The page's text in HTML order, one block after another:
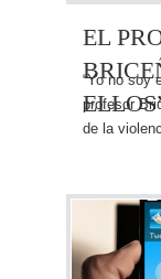
EL
“Yo no soy
profesor
de la